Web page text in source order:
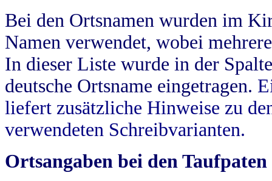
Bei den Ortsnamen wurden im
Namen verwendet, wobei
In dieser Liste wurde in der
deutsche Ortsname eingetragen.
liefert zusätzliche Hinweise zu
verwendeten Schreibvarianten.
Ortsangaben bei den Taufpaten